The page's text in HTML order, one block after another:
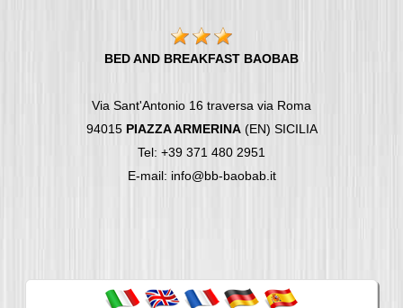
BED AND BREAKFAST BAOBAB
Via Sant'Antonio 16 traversa via Roma
94015 PIAZZA ARMERINA(EN) SICILIA
Tel: +39 371 480 2951
E-mail: info@bb-baobab.it